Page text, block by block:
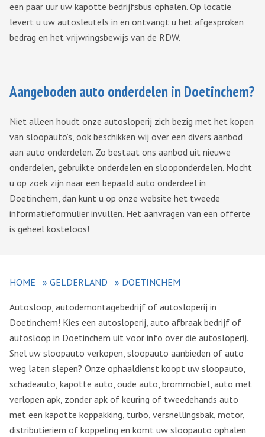
een paar uur uw kapotte bedrijfsbus ophalen. Op locatie
levert u uw autosleutels in en ontvangt u het afgesproken
bedrag en het vrijwringsbewijs van de RDW.
Aangeboden auto onderdelen in Doetinchem?
Niet alleen houdt onze autosloperij zich bezig met het kopen
van sloopauto’s, ook beschikken wij over een divers aanbod
aan auto onderdelen. Zo bestaat ons aanbod uit nieuwe
onderdelen, gebruikte onderdelen en slooponderdelen. Mocht
u op zoek zijn naar een bepaald auto onderdeel in
Doetinchem, dan kunt u op onze website het tweede
informatieformulier invullen. Het aanvragen van een offerte
is geheel kosteloos!
HOME » GELDERLAND » DOETINCHEM
Autosloop, autodemontagebedrijf of autosloperij in
Doetinchem! Kies een autosloperij, auto afbraak bedrijf of
autosloop in Doetinchem uit voor info over die autosloperij.
Snel uw sloopauto verkopen, sloopauto aanbieden of auto
weg laten slepen? Onze ophaaldienst koopt uw sloopauto,
schadeauto, kapotte auto, oude auto, brommobiel, auto met
verlopen apk, zonder apk of keuring of tweedehands auto
met een kapotte koppakking, turbo, versnellingsbak, motor,
distributieriem of koppeling en komt uw sloopauto ophalen